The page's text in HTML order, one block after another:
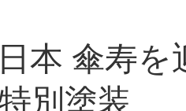
本 傘寿
別塗装